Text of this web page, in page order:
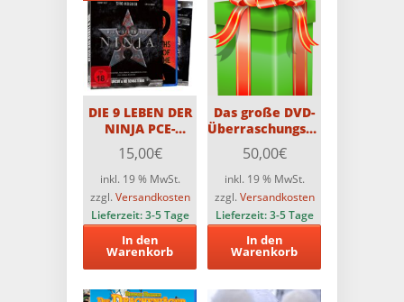
DIE 9 LEBEN DER
NINJA PCE-
Edition (2 Disc-
Edition) Limitiert
auf 1000 St.
15,00€
inkl. 19 % MwSt.
zzgl. Versandkosten
Lieferzeit:3-5 Tage
In den
Warenkorb
Das große DVD-
Überraschungspaket
mit 20 DVDs
(Teilweise FSK18)
50,00€
inkl. 19 % MwSt.
zzgl. Versandkosten
Lieferzeit:3-5 Tage
In den
Warenkorb